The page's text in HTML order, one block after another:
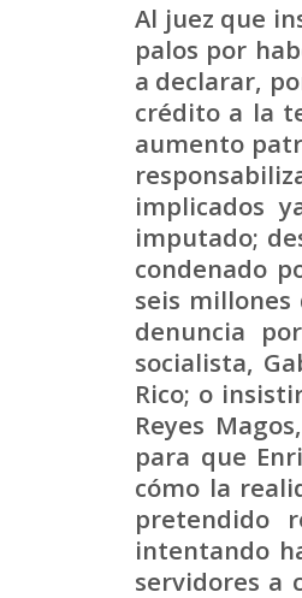
Al juez que
palos por
a declarar,
crédito a la
aumento
implicados
imputado;
condenado
seis
denuncia
socialista,
Rico; o
Reyes
para que
cómo la
pretendido
intentando
servidores a